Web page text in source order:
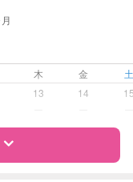
木 金
13 14